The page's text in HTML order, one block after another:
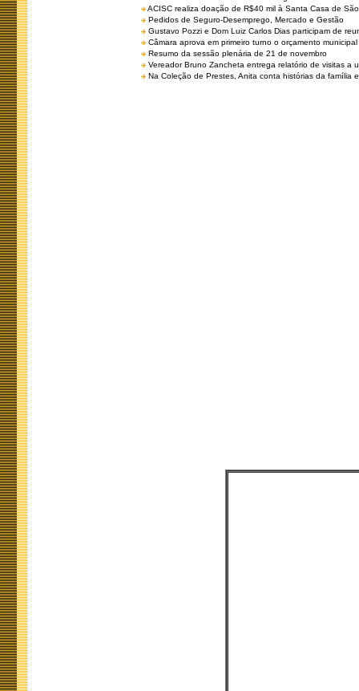
ACISC realiza doação de R$40 mil à Santa Casa de
Pedidos de Seguro-Desemprego, Mercado e Gestão
Gustavo Pozzi e Dom Luiz Carlos Dias participam de
Câmara aprova em primeiro turno o orçamento
Resumo da sessão plenária de 21 de novembro
Vereador Bruno Zancheta entrega relatório de visitas a
Na Coleção de Prestes, Anita conta histórias da família